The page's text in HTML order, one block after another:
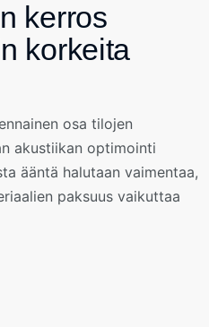
kerros
korkeita
osa tilojen
akustiikan optimointi
ääntä halutaan vaimentaa,
paksuus vaikuttaa